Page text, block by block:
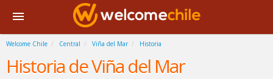
Welcome Chile Central Viña del Mar Historia
Historia de Viña del Mar